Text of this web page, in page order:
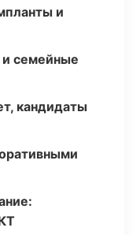
и
семейные
кандидаты